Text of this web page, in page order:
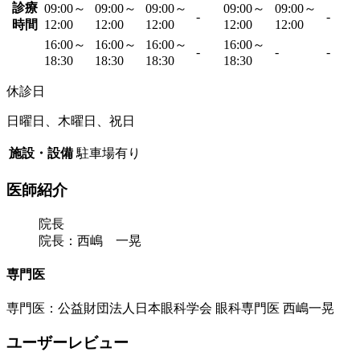
診療
時間
09:00～
12:00
09:00～
12:00
09:00～
12:00
-
09:00～
12:00
09:00～
12:00
-
16:00～
18:30
16:00～
18:30
16:00～
18:30
-
16:00～
18:30
- -
休診日
日曜日、木曜日、祝日
施設・設備 駐車場有り
医師紹介
院長
院長：西嶋 一晃
専門医
専門医：公益財団法人日本眼科学会 眼科専門医 西嶋一晃
ユーザーレビュー